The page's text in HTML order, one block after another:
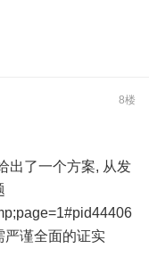
8楼
出了一个方案, 从发
严谨全面的证实